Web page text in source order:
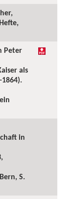
Peter
als
in
S.